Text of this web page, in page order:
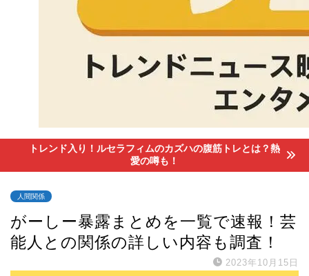
トレンド入り！ルセラフィムのカズハの腹筋トレとは？熱
愛の噂も！
人間関係
がーしー暴露まとめを一覧で速報！芸
能人との関係の詳しい内容も調査！
2023年10月15日